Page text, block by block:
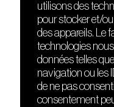
DÉCOUVRIR
Le lieu
Contact
Presse
Cours de DJing
TMLAB
utilisons des
pour stocker et/
des appareils. Le
technologies
données telles
navigation ou les
de ne pas
consentement